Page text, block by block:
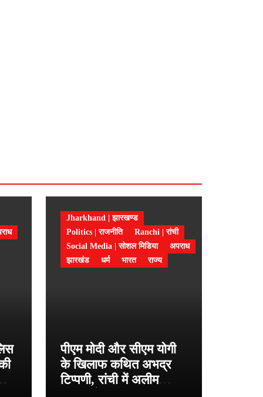
Jharkhand | झारखण्ड
Politics | राजनीति
Ranchi | रांची
Social Media | सोशल मिडिया
अपराध
झारखंड
धर्म भारत राज्य
पीएम मोदी और सीएम योगी
के खिलाफ कथित अभद्र
टिप्पणी, रांची में अलीम